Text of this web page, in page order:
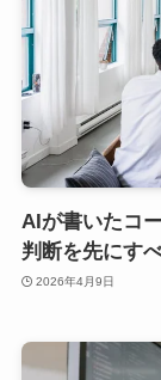
AIが書いたコ
判断を先にす
2026年4月9日